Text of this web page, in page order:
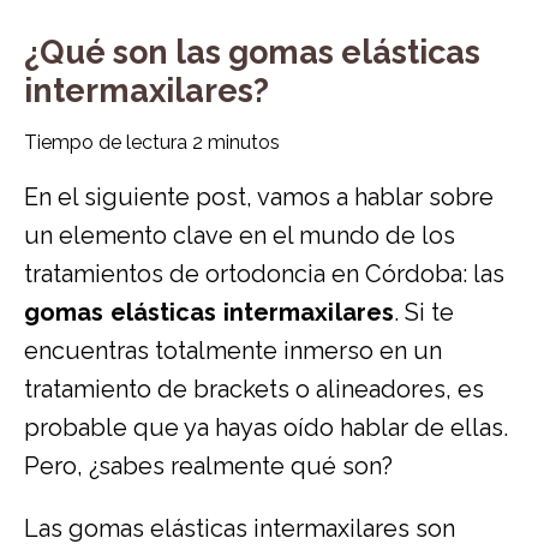
¿Qué son las gomas elásticas
intermaxilares?
Tiempo de lectura 2 minutos
En el siguiente post, vamos a hablar sobre
un elemento clave en el mundo de los
tratamientos de ortodoncia en Córdoba: las
gomas elásticas intermaxilares. Si te
encuentras totalmente inmerso en un
tratamiento de brackets o alineadores, es
probable que ya hayas oído hablar de ellas.
Pero, ¿sabes realmente qué son?
Las gomas elásticas intermaxilares son